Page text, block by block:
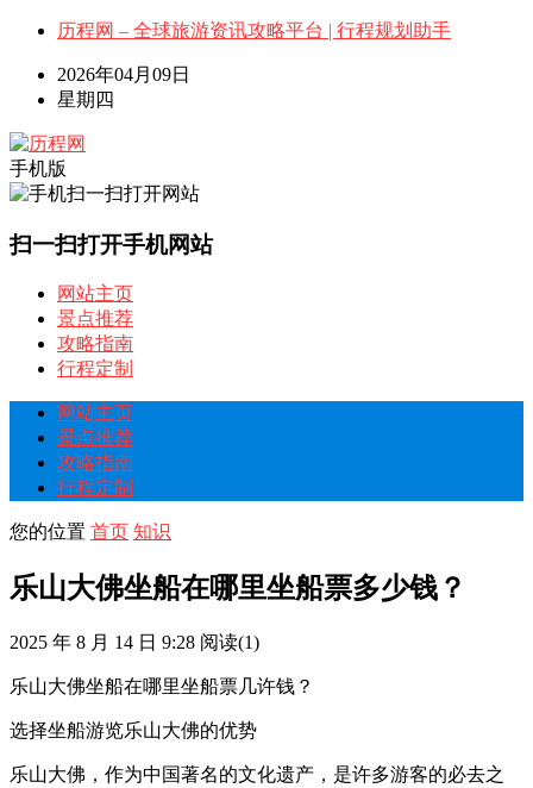
历程网 – 全球旅游资讯攻略平台 | 行程规划助手
2026年04月09日
星期四
手机版
扫一扫打开手机网站
网站主页
景点推荐
攻略指南
行程定制
网站主页
景点推荐
攻略指南
行程定制
您的位置 首页 知识
乐山大佛坐船在哪里坐船票多少钱？
2025 年 8 月 14 日 9:28 阅读(1)
乐山大佛坐船在哪里坐船票几许钱？
选择坐船游览乐山大佛的优势
乐山大佛，作为中国著名的文化遗产，是许多游客的必去之